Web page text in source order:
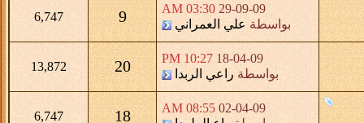
29-09-09
03:30 AM
بواسطة علي العمراني 9
6,747
18-04-09
10:27 PM
بواسطة راعي الربدا 20
13,872
02-04-09
08:55 AM
18
6,747